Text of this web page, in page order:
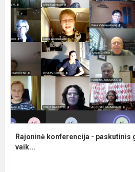
Rajoninė konferencija - paskutinis
vaik...